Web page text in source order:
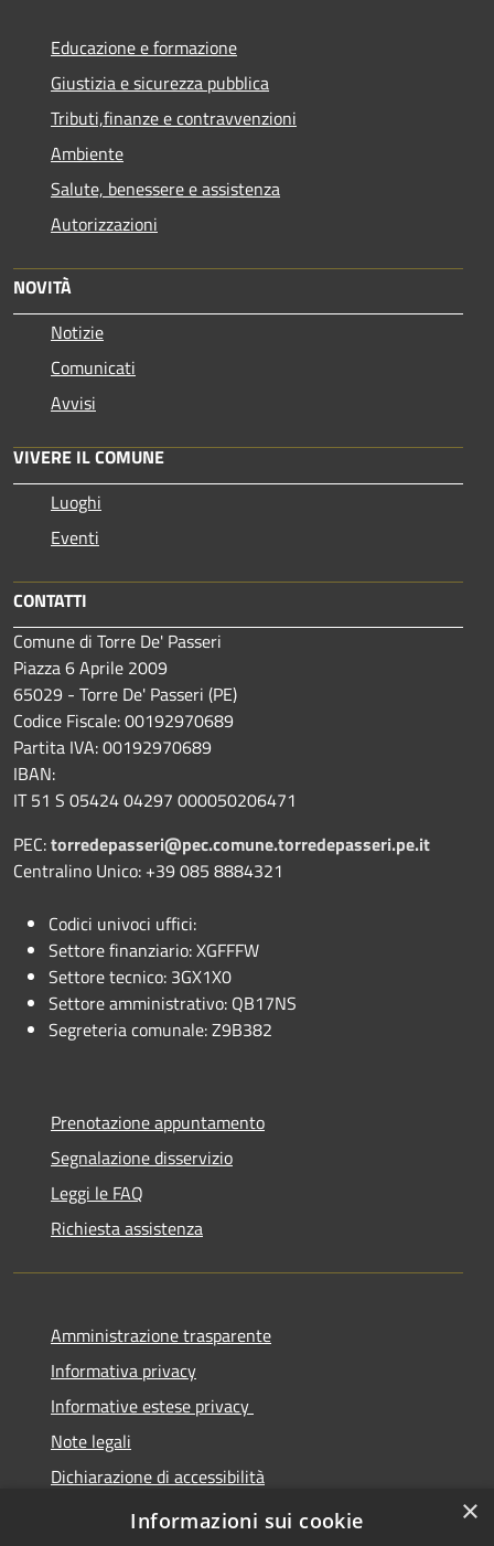
Educazione e formazione
Giustizia e sicurezza pubblica
Tributi,finanze e contravvenzioni
Ambiente
Salute, benessere e assistenza
Autorizzazioni
NOVITÀ
Notizie
Comunicati
Avvisi
VIVERE IL COMUNE
Luoghi
Eventi
CONTATTI
Comune di Torre De' Passeri
Piazza 6 Aprile 2009
65029 - Torre De' Passeri (PE)
Codice Fiscale: 00192970689
Partita IVA: 00192970689
IBAN:
IT 51 S 05424 04297 000050206471
PEC:torredepasseri@pec.comune.torredepasseri.pe.it
Centralino Unico: +39 085 8884321
Codici univoci uffici:
Settore finanziario: XGFFFW
Settore tecnico: 3GX1X0
Settore amministrativo: QB17NS
Segreteria comunale: Z9B382
Prenotazione appuntamento
Segnalazione disservizio
Leggi le FAQ
Richiesta assistenza
Amministrazione trasparente
Informativa privacy
Informative estese privacy
Note legali
Dichiarazione di accessibilità
Obbiettivi di Accessibilità
×
Informazioni sui cookie